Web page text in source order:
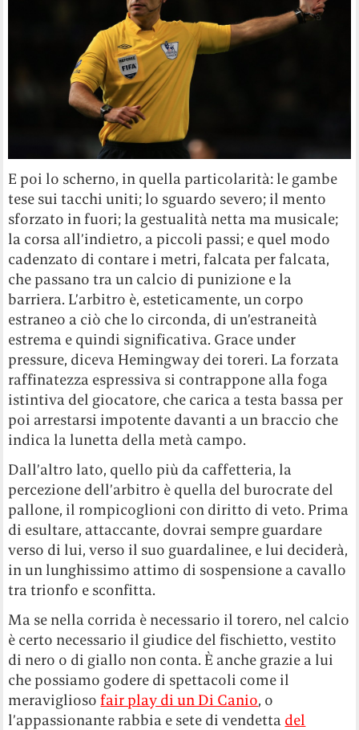
E poi lo scherno, in quella particolarità: le gambe
tese sui tacchi uniti; lo sguardo severo; il mento
sforzato in fuori; la gestualità netta ma musicale;
la corsa all’indietro, a piccoli passi; e quel modo
cadenzato di contare i metri, falcata per falcata,
che passano tra un calcio di punizione e la
barriera. L’arbitro è, esteticamente, un corpo
estraneo a ciò che lo circonda, di un’estraneità
estrema e quindi significativa. Grace under
pressure, diceva Hemingway dei toreri. La forzata
raffinatezza espressiva si contrappone alla foga
istintiva del giocatore, che carica a testa bassa per
poi arrestarsi impotente davanti a un braccio che
indica la lunetta della metà campo.
Dall’altro lato, quello più da caffetteria, la
percezione dell’arbitro è quella del burocrate del
pallone, il rompicoglioni con diritto di veto. Prima
di esultare, attaccante, dovrai sempre guardare
verso di lui, verso il suo guardalinee, e lui deciderà,
in un lunghissimo attimo di sospensione a cavallo
tra trionfo e sconfitta.
Ma se nella corrida è necessario il torero, nel calcio
è certo necessario il giudice del fischietto, vestito
di nero o di giallo non conta. È anche grazie a lui
che possiamo godere di spettacoli come il
meravigliosofair play di un Di Canio, o
l’appassionante rabbia e sete di vendetta del